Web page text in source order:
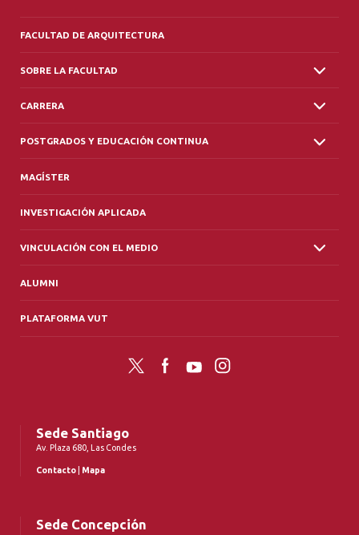
FACULTAD DE ARQUITECTURA
SOBRE LA FACULTAD
CARRERA
POSTGRADOS Y EDUCACIÓN CONTINUA
MAGÍSTER
INVESTIGACIÓN APLICADA
VINCULACIÓN CON EL MEDIO
ALUMNI
PLATAFORMA VUT
Twitter FacebookYouTubeInstagram
Sede Santiago
Av. Plaza 680, Las Condes
Contacto Mapa
Sede Concepción